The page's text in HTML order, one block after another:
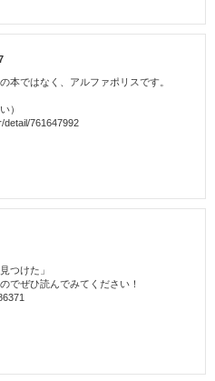
本ではなく、アルファポリスです。
）
detail/761647992
つけた」
でぜひ読んでみてください！